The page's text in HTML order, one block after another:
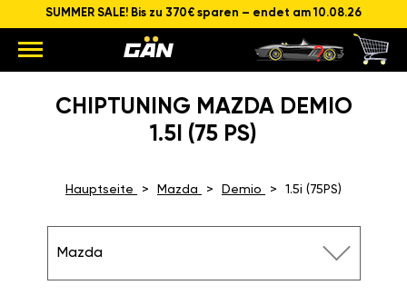
SUMMER SALE! Bis zu 370€ sparen – endet am 10.08.26
CHIPTUNING MAZDA DEMIO
1.5I (75 PS)
Hauptseite Mazda Demio 1.5i (75PS)
Mazda